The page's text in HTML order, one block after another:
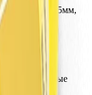
25мм,
и расходные